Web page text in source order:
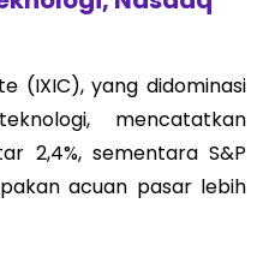
(IXIC), yang didominasi
mencatatkan
2,4%, sementara S&P
acuan pasar lebih